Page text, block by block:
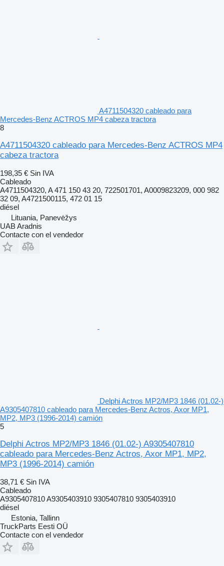
A4711504320 cableado para
Mercedes-Benz ACTROS MP4 cabeza tractora
8
A4711504320 cableado para Mercedes-Benz ACTROS MP4
cabeza tractora
198,35 € Sin IVA
Cableado
A4711504320, A 471 150 43 20, 722501701, A0009823209, 000 982
32 09, A4721500115, 472 01 15
diésel
Lituania, Panevėžys
UAB Aradnis
Contacte con el vendedor
Delphi Actros MP2/MP3 1846 (01.02-)
A9305407810 cableado para Mercedes-Benz Actros, Axor MP1,
MP2, MP3 (1996-2014) camión
5
Delphi Actros MP2/MP3 1846 (01.02-) A9305407810
cableado para Mercedes-Benz Actros, Axor MP1, MP2,
MP3 (1996-2014) camión
38,71 € Sin IVA
Cableado
A9305407810 A9305403910 9305407810 9305403910
diésel
Estonia, Tallinn
TruckParts Eesti OÜ
Contacte con el vendedor